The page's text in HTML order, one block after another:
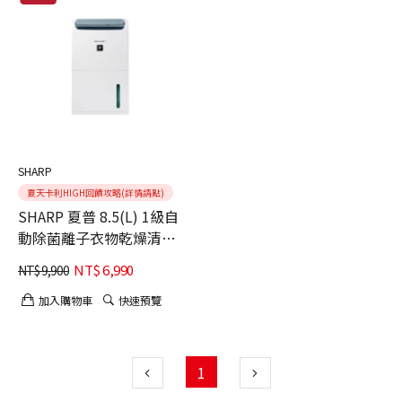
SHARP
夏天卡利HIGH回饋攻略(詳情請點)
SHARP 夏普 8.5(L) 1級自
動除菌離子衣物乾燥清淨
除濕機 DW-PT9HT-W
NT$9,900 NT$6,990
加入購物車 快速預覽
1